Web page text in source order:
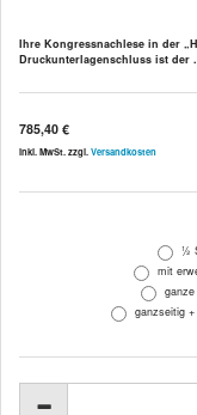
Ihre Kongressnachlese in der
Druckunterlagenschluss ist der
785,40 €
inkl. MwSt. zzgl. Versandkosten
½
mit
ganzseitig